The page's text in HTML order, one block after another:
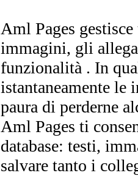
Aml Pages
immagini, gli
funzionalità . In
istantaneamente le
paura di perderne
Aml Pages ti
database: testi,
salvare tanto i